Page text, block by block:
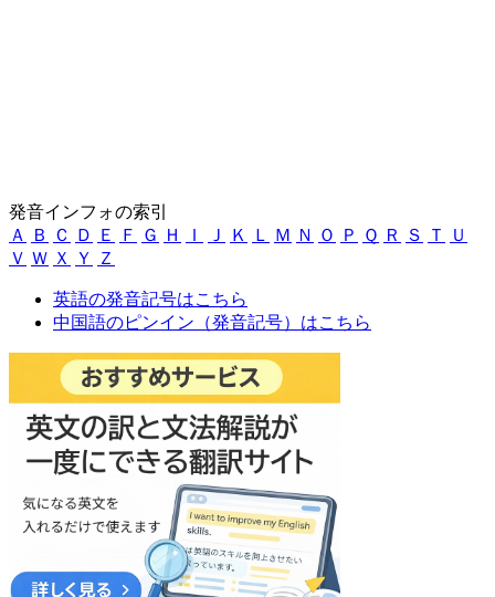
発音インフォの索引
Ａ
Ｂ Ｃ Ｄ Ｅ Ｆ Ｇ Ｈ Ｉ Ｊ Ｋ Ｌ Ｍ Ｎ Ｏ Ｐ Ｑ Ｒ Ｓ Ｔ
Ｕ
Ｖ Ｗ Ｘ Ｙ Ｚ
英語の発音記号はこちら
中国語のピンイン（発音記号）はこちら